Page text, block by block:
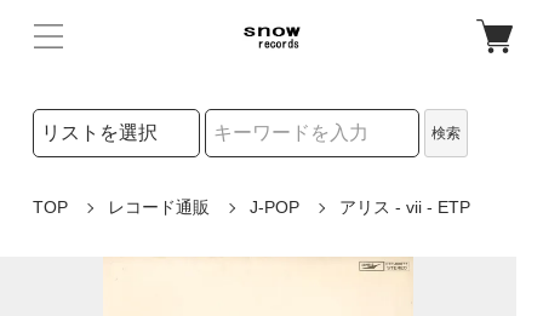
検索リストの選択
検索
TOP レコード通販 J-POP アリス - vii - ETP